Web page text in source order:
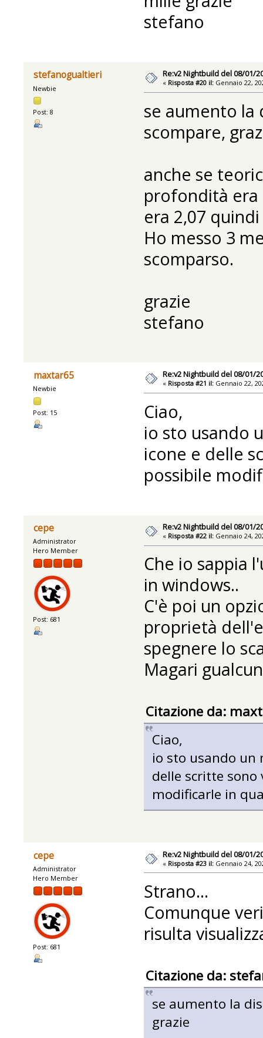
stefano
stefanogualtieri
Newbie
Post: 8
Re:v2 Nightbuild del 08/01/
« Risposta #20 il: Gennaio 22,
se aumento
scompare,
anche se
profondità era
era 2,07
Ho messo 3
scomparso.
grazie
stefano
maxtar65
Newbie
Post: 15
Re:v2 Nightbuild del 08/01/
« Risposta #21 il: Gennaio 22,
Ciao,
io sto usando
icone e delle
possibile
cepe
Administrator
Hero Member
Post: 681
Re:v2 Nightbuild del 08/01/
« Risposta #22 il: Gennaio 24,
Che io sappia
in windows..
C'è poi un
proprietà
spegnere lo
Magari
Citazione da:
Ciao,
io sto usando un
delle scritte sono
modificarle in
cepe
Administrator
Hero Member
Post: 681
Re:v2 Nightbuild del 08/01/
« Risposta #23 il: Gennaio 24,
Strano...
Comunque
risulta
Citazione da:
se aumento la
grazie